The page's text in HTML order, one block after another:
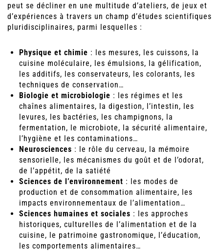
peut se décliner en une multitude d’ateliers, de jeux et
d’expériences à travers un champ d’études scientifiques
pluridisciplinaires, parmi lesquelles :
Physique et chimie : les mesures, les cuissons, la
cuisine moléculaire, les émulsions, la gélification,
les additifs, les conservateurs, les colorants, les
techniques de conservation…
Biologie et microbiologie : les régimes et les
chaînes alimentaires, la digestion, l’intestin, les
levures, les bactéries, les champignons, la
fermentation, le microbiote, la sécurité alimentaire,
l’hygiène et les contaminations…
Neurosciences : le rôle du cerveau, la mémoire
sensorielle, les mécanismes du goût et de l’odorat,
de l’appétit, de la satiété
Sciences de l’environnement : les modes de
production et de consommation alimentaire, les
impacts environnementaux de l’alimentation…
Sciences humaines et sociales : les approches
historiques, culturelles de l’alimentation et de la
cuisine, le patrimoine gastronomique, l’éducation,
les comportements alimentaires…